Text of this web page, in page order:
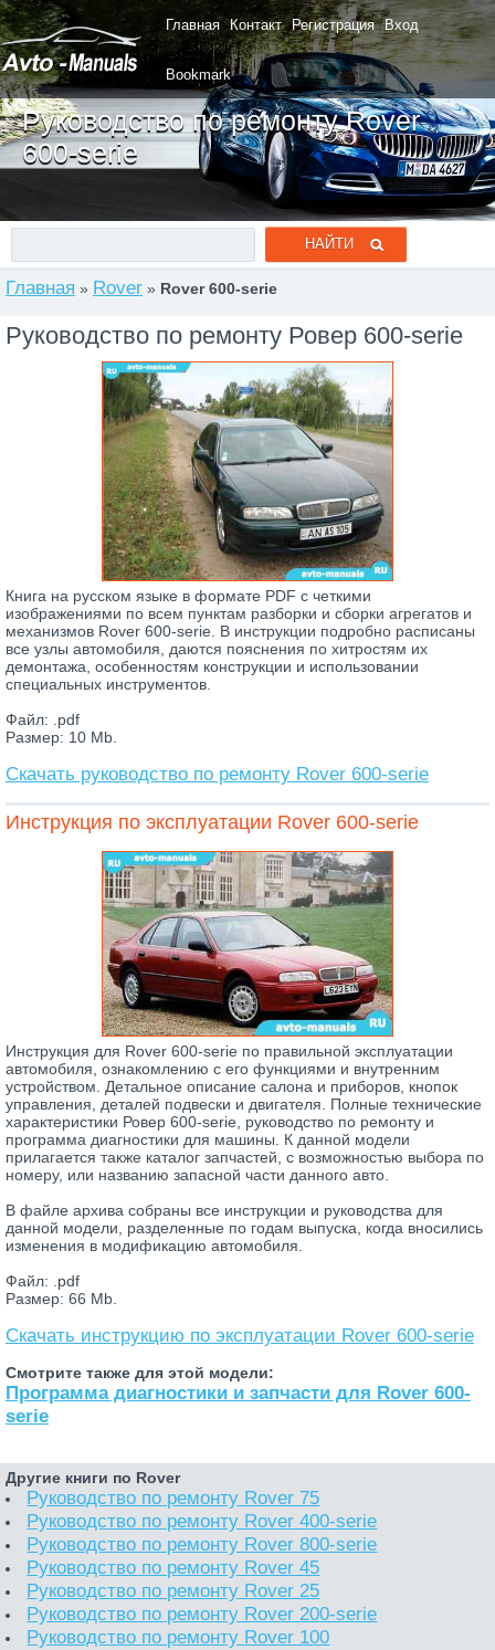
Главная Контакт Регистрация Вход
Bookmark
Руководство по ремонту Rover
600-serie
Главная » Rover » Rover 600-serie
Руководство по ремонту Ровер 600-serie
Книга на русском языке в формате PDF с четкими
изображениями по всем пунктам разборки и сборки агрегатов и
механизмов Rover 600-serie. В инструкции подробно расписаны
все узлы автомобиля, даются пояснения по хитростям их
демонтажа, особенностям конструкции и использовании
специальных инструментов.
Файл: .pdf
Размер: 10 Mb.
Скачать руководство по ремонту Rover 600-serie
Инструкция по эксплуатации Rover 600-serie
Инструкция для Rover 600-serie по правильной эксплуатации
автомобиля, ознакомлению с его функциями и внутренним
устройством. Детальное описание салона и приборов, кнопок
управления, деталей подвески и двигателя. Полные технические
характеристики Ровер 600-serie, руководство по ремонту и
программа диагностики для машины. К данной модели
прилагается также каталог запчастей, с возможностью выбора по
номеру, или названию запасной части данного авто.
В файле архива собраны все инструкции и руководства для
данной модели, разделенные по годам выпуска, когда вносились
изменения в модификацию автомобиля.
Файл: .pdf
Размер: 66 Mb.
Скачать инструкцию по эксплуатации Rover 600-serie
Смотрите также для этой модели:
Программа диагностики и запчасти для Rover 600-
serie
Другие книги по Rover
Руководство по ремонту Rover 75
Руководство по ремонту Rover 400-serie
Руководство по ремонту Rover 800-serie
Руководство по ремонту Rover 45
Руководство по ремонту Rover 25
Руководство по ремонту Rover 200-serie
Руководство по ремонту Rover 100